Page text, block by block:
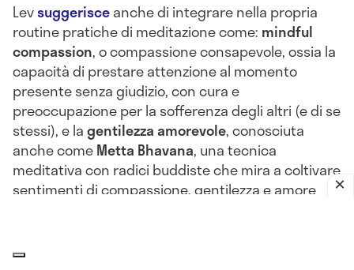
Levsuggerisceanche di integrare nella propria
routine pratiche di meditazione come: mindful
compassion, o compassione consapevole, ossia la
capacità di prestare attenzione al momento
presente senza giudizio, con cura e
preoccupazione per la sofferenza degli altri (e di se
stessi), e lagentilezza amorevole, conosciuta
anche comeMetta Bhavana, una tecnica
meditativa con radici buddiste che mira a coltivare
sentimenti di compassione, gentilezza e amore
estremamente efficaci per imparare a concedersi